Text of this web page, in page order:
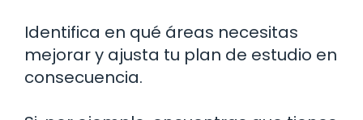
Identifica en qué áreas necesitas
mejorar y ajusta tu plan de estudio en
consecuencia.